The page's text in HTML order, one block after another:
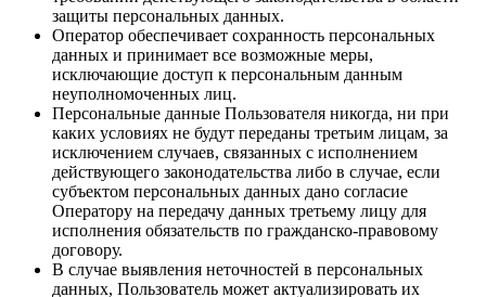
защиты персональных данных.
Оператор обеспечивает сохранность персональных
данных и принимает все возможные меры,
исключающие доступ к персональным данным
неуполномоченных лиц.
Персональные данные Пользователя никогда, ни при
каких условиях не будут переданы третьим лицам, за
исключением случаев, связанных с исполнением
действующего законодательства либо в случае, если
субъектом персональных данных дано согласие
Оператору на передачу данных третьему лицу для
исполнения обязательств по гражданско-правовому
договору.
В случае выявления неточностей в персональных
данных, Пользователь может актуализировать их